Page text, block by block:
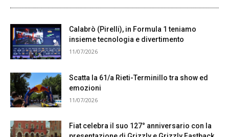
Calabrò (Pirelli), in Formula 1 teniamo
insieme tecnologia e divertimento
11/07/2026
Scatta la 61/a Rieti-Terminillo tra show ed
emozioni
11/07/2026
Fiat celebra il suo 127° anniversario con la